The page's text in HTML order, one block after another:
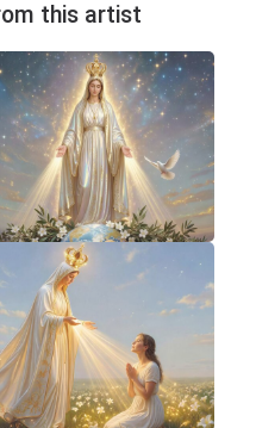
this artist